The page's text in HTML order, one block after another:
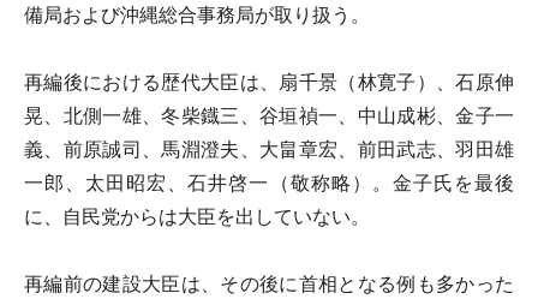
備局および沖縄総合事務局が取り扱う。
再編後における歴代大臣は、扇千景（林寛子）、石原伸
晃、北側一雄、冬柴鐡三、谷垣禎一、中山成彬、金子一
義、前原誠司、馬淵澄夫、大畠章宏、前田武志、羽田雄
一郎、太田昭宏、石井啓一（敬称略）。金子氏を最後
に、自民党からは大臣を出していない。
再編前の建設大臣は、その後に首相となる例も多かった